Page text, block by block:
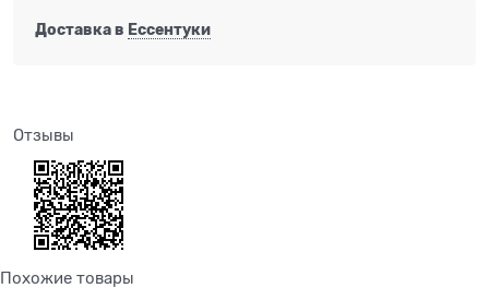
Доставка в Ессентуки
Отзывы
Похожие товары